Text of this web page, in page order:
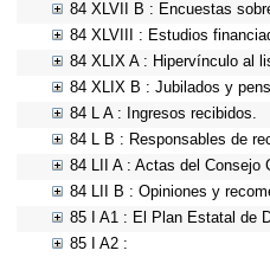
84 XLVII B : Encuestas
84 XLVIII : Estudios
84 XLIX A : Hipervínculo al
84 XLIX B : Jubilados y
84 L A : Ingresos recibidos.
84 L B : Responsables de
84 LII A : Actas del Consejo
84 LII B : Opiniones y
85 I A1 : El Plan Estatal de
85 I A2 :